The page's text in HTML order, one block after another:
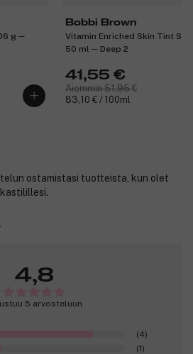
g ─
Bobbi Brown
Vitamin Enriched Skin Tint
50 ml ─ Deep 2
41,55 €
Aiemmin 51,95 €
83,10 € / 100ml
ostamistasi tuotteista, kun olet
4,8
5 arvosteluun
(4)
(1)